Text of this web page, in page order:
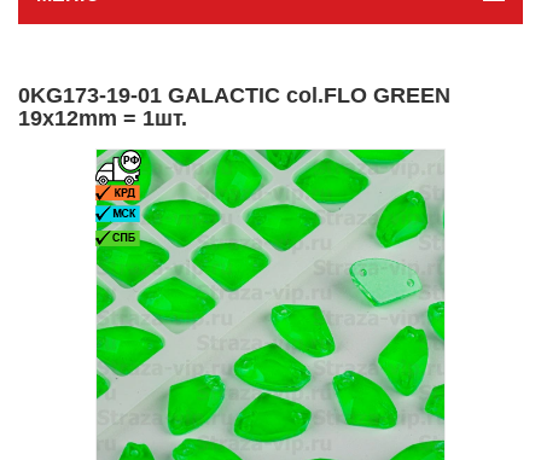
0KG173-19-01 GALACTIC col.FLO GREEN
19x12mm = 1шт.